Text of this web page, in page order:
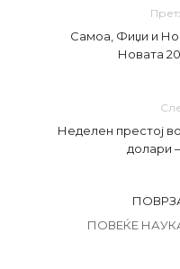
Самоа, Фиџи и
Новата
Неделен престој
долари
ПОВЕЌЕ